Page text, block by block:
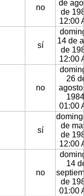
no
de
de
12:00
sí
14 de
de
12:00
no
26
01:00
sí
de
de
12:00
no
14
de
01:00